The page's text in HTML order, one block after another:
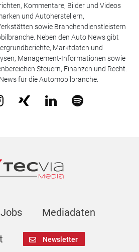
Kommentare, Bilder und Videos
und Autoherstellern,
sowie Branchendienstleistern
Neben den Auto News gibt
Marktdaten und
Management-Informationen sowie
Steuern, Finanzen und Recht.
für die Automobilbranche.
Jobs Mediadaten
Newsletter